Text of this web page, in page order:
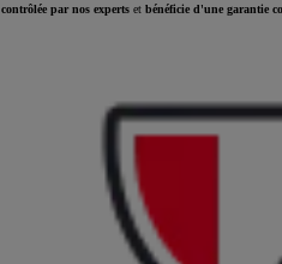
ÉLECTRIQUE
contrôlée par nos experts et bénéficie d'une garantie